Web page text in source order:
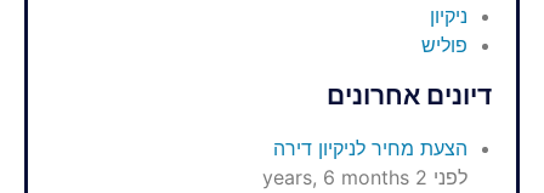
ניקיון
פוליש
דיונים אחרונים
הצעת מחיר לניקיון דירה
לפני 2 years, 6 months